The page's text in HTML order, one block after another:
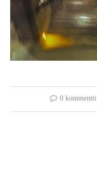
0 kommentti